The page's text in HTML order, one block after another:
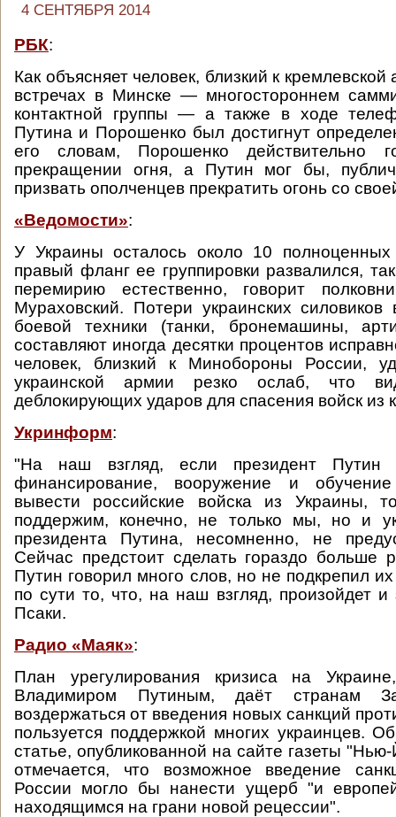
4 СЕНТЯБРЯ 2014
РБК:
Как объясняет человек, близкий к
встречах в Минске — многостороннем
контактной группы — а также в ходе
Путина и Порошенко был достигнут
его словам, Порошенко действительно
прекращении огня, а Путин мог бы,
призвать ополченцев прекратить огонь со
«Ведомости»:
У Украины осталось около 10 полноценных
правый фланг ее группировки развалился,
перемирию естественно, говорит
Мураховский. Потери украинских
боевой техники (танки, бронемашины,
составляют иногда десятки процентов
человек, близкий к Минобороны России,
украинской армии резко ослаб, что
деблокирующих ударов для спасения войск из
Укринформ:
"На наш взгляд, если президент Путин
финансирование, вооружение и
вывести российские войска из Украины,
поддержим, конечно, не только мы, но и
президента Путина, несомненно, не
Сейчас предстоит сделать гораздо больше
Путин говорил много слов, но не подкрепил
по сути то, что, на наш взгляд, произойдет и
Псаки.
Радио «Маяк»:
План урегулирования кризиса на
Владимиром Путиным, даёт странам
воздержаться от введения новых санкций
пользуется поддержкой многих украинцев.
статье, опубликованной на сайте газеты
отмечается, что возможное введение
России могло бы нанести ущерб "и
находящимся на грани новой рецессии".